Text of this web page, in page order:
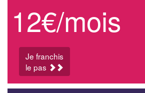
12€/mois
Je franchis
le pas